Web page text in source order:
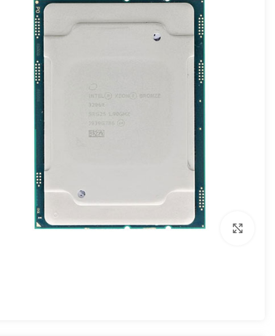
برای بزرگنمایی کلیک کنید